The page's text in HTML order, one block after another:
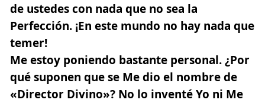
de ustedes con nada que no sea la
Perfección. ¡En este mundo no hay nada que
temer!
Me estoy poniendo bastante personal. ¿Por
qué suponen que se Me dio el nombre de
«Director Divino»? No lo inventé Yo ni Me